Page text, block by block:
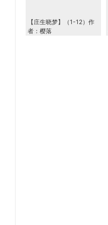
【庄生晓梦】（1-12）作
者：樱落